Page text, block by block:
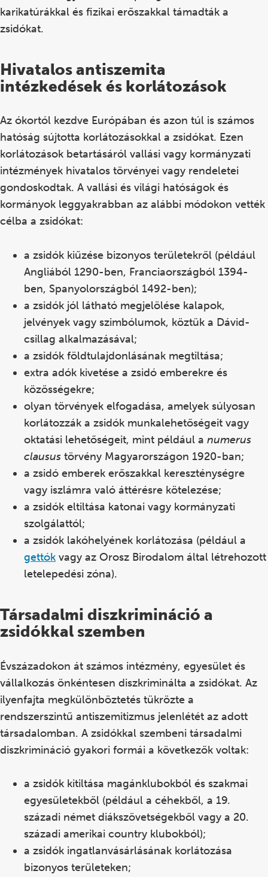
karikatúrákkal és fizikai erőszakkal támadták a
zsidókat.
Hivatalos antiszemita
intézkedések és korlátozások
Az ókortól kezdve Európában és azon túl is számos
hatóság sújtotta korlátozásokkal a zsidókat. Ezen
korlátozások betartásáról vallási vagy kormányzati
intézmények hivatalos törvényei vagy rendeletei
gondoskodtak. A vallási és világi hatóságok és
kormányok leggyakrabban az alábbi módokon vették
célba a zsidókat:
a zsidók kiűzése bizonyos területekről (például
Angliából 1290-ben, Franciaországból 1394-
ben, Spanyolországból 1492-ben);
a zsidók jól látható megjelölése kalapok,
jelvények vagy szimbólumok, köztük a Dávid-
csillag alkalmazásával;
a zsidók földtulajdonlásának megtiltása;
extra adók kivetése a zsidó emberekre és
közösségekre;
olyan törvények elfogadása, amelyek súlyosan
korlátozzák a zsidók munkalehetőségeit vagy
oktatási lehetőségeit, mint például a numerus
clausus törvény Magyarországon 1920-ban;
a zsidó emberek erőszakkal kereszténységre
vagy iszlámra való áttérésre kötelezése;
a zsidók eltiltása katonai vagy kormányzati
szolgálattól;
a zsidók lakóhelyének korlátozása (például a
gettók vagy az Orosz Birodalom által létrehozott
letelepedési zóna).
Társadalmi diszkrimináció a
zsidókkal szemben
Évszázadokon át számos intézmény, egyesület és
vállalkozás önkéntesen diszkriminálta a zsidókat. Az
ilyenfajta megkülönböztetés tükrözte a
rendszerszintű antiszemitizmus jelenlétét az adott
társadalomban. A zsidókkal szembeni társadalmi
diszkrimináció gyakori formái a következők voltak:
a zsidók kitiltása magánklubokból és szakmai
egyesületekből (például a céhekből, a 19.
századi német diákszövetségekből vagy a 20.
századi amerikai country klubokból);
a zsidók ingatlanvásárlásának korlátozása
bizonyos területeken;